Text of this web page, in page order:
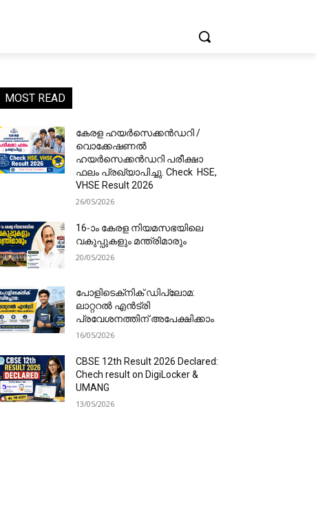
MOST READ
കേരള ഹയർസെക്കൻഡറി /
വൊക്കേഷണൽ
ഹയർസെക്കൻഡറി പരീക്ഷാ
ഫലം പ്രഖ്യാപിച്ചു. Check HSE,
VHSE Result 2026
26/05/2026
16-ാം കേരള നിയമസഭയിലെ
വകുപ്പുകളും മന്ത്രിമാരും
20/05/2026
പോളിടെക്‌നിക് ഡിപ്ലോമ:
ലാറ്ററൽ എൻട്രി
പ്രവേശനത്തിന് അപേക്ഷിക്കാം
16/05/2026
CBSE 12th Result 2026 Declared:
Chech result on DigiLocker &
UMANG
13/05/2026